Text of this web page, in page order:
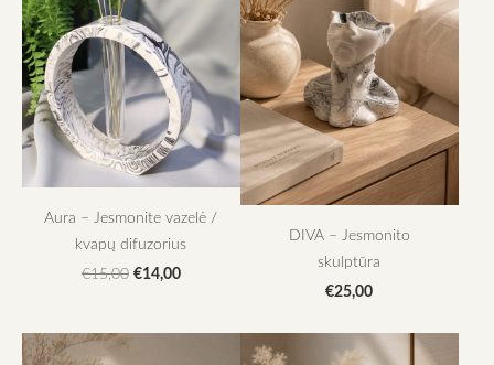
Aura – Jesmonite vazelė /
kvapų difuzorius
€15,00 €14,00
DIVA – Jesmonito
skulptūra
€25,00